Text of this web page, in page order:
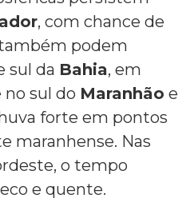
, com chance de
podem
sul da Bahia, em
no sul do Maranhão e
forte em pontos
maranhense. Nas
o tempo
e quente.